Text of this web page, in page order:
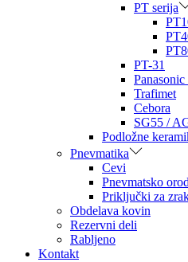
PT serija
PT-31
Panasonic
Trafimet
Cebora
SG55 /
Podložne
Pnevmatika
Cevi
Pnevmatsko
Priključki za
Obdelava kovin
Rezervni deli
Rabljeno
Kontakt